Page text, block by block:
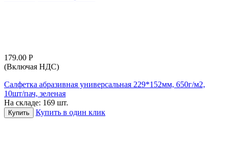
179.00 Р
(Включая НДС)
Салфетка абразивная универсальная 229*152мм, 650г/м2,
10шт/пач, зеленая
На складе: 169 шт.
Купить Купить в один клик